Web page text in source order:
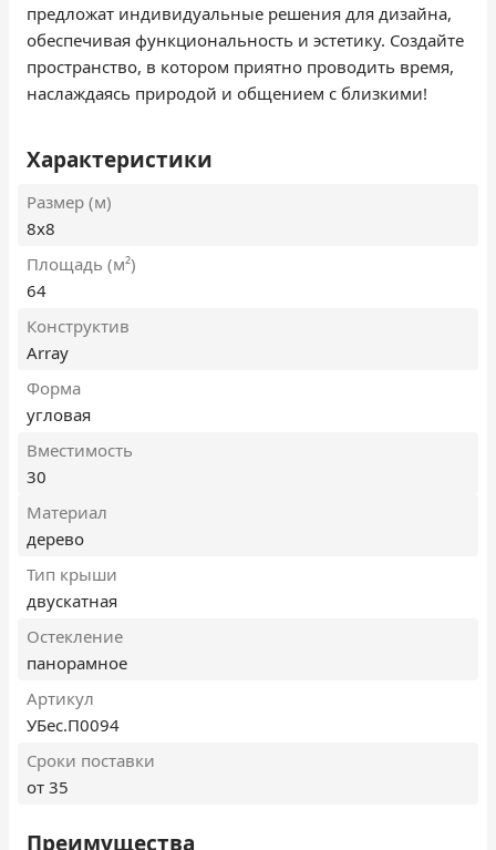
предложат индивидуальные решения для дизайна,
обеспечивая функциональность и эстетику. Создайте
пространство, в котором приятно проводить время,
наслаждаясь природой и общением с близкими!
Характеристики
Размер (м)
8х8
Площадь (м²)
64
Конструктив
Array
Форма
угловая
Вместимость
30
Материал
дерево
Тип крыши
двускатная
Остекление
панорамное
Артикул
УБес.П0094
Сроки поставки
от 35
Преимущества